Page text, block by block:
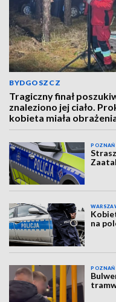
BYDGOSZCZ
Tragiczny finał
znaleziono jej ciało.
kobieta miała
POZNAŃ
na
POZNAŃ